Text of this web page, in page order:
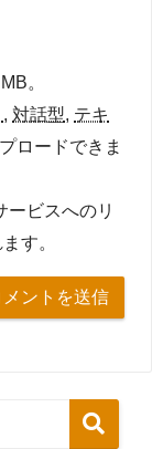
。
, 対話型, テキ
ロードできま
ービスへのリ
す。